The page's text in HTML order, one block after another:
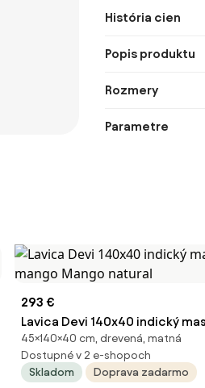
História cien
Popis produktu
Rozmery
Parametre
293 €
Lavica Devi 140x40 indický
mango Mango natural
45×140×40 cm, drevená, matná
Dostupné v 2 e-shopoch
Skladom
Doprava zadarmo